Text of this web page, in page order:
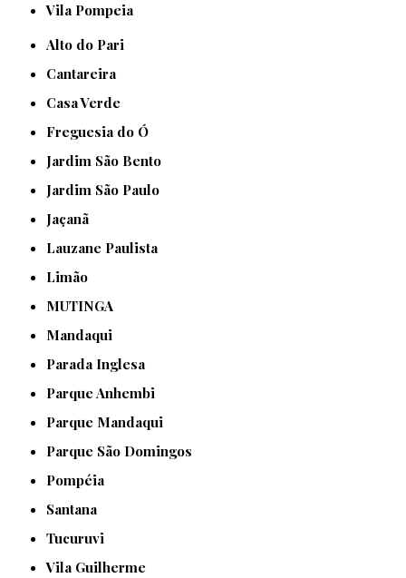
Vila Pompeia
Alto do Pari
Cantareira
Casa Verde
Freguesia do Ó
Jardim São Bento
Jardim São Paulo
Jaçanã
Lauzane Paulista
Limão
MUTINGA
Mandaqui
Parada Inglesa
Parque Anhembi
Parque Mandaqui
Parque São Domingos
Pompéia
Santana
Tucuruvi
Vila Guilherme